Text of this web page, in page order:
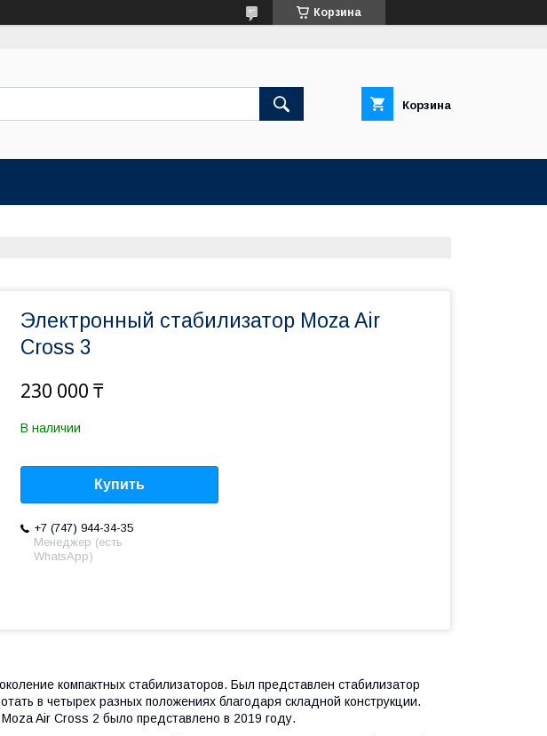
Корзина
Корзина
Электронный стабилизатор Moza Air
Cross 3
230 000 ₸
В наличии
Купить
+7 (747) 944-34-35
Менеджер (есть
WhatsApp)
компактных стабилизаторов. Был представлен стабилизатор
в четырех разных положениях благодаря складной конструкции.
Air Cross 2 было представлено в 2019 году.